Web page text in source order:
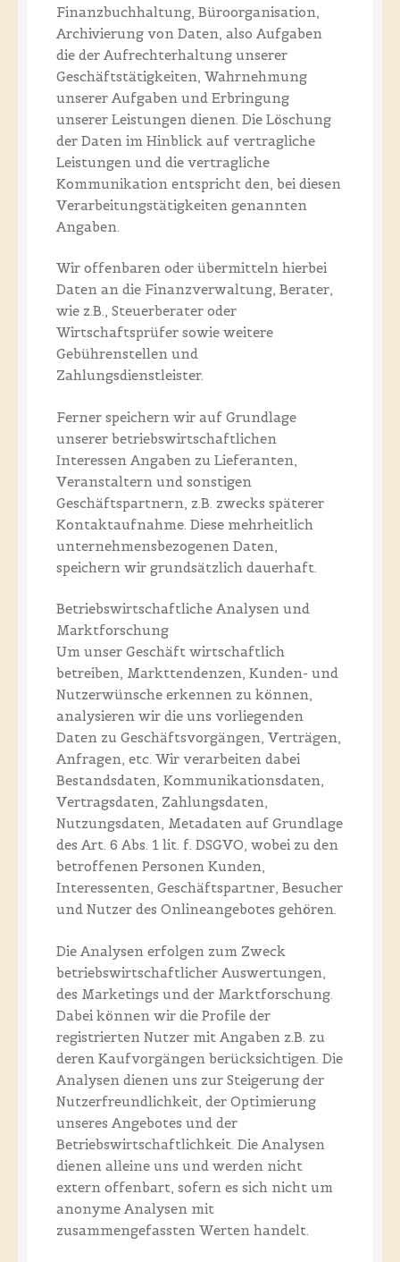
Finanzbuchhaltung, Büroorganisation,
Archivierung von Daten, also Aufgaben
die der Aufrechterhaltung unserer
Geschäftstätigkeiten, Wahrnehmung
unserer Aufgaben und Erbringung
unserer Leistungen dienen. Die Löschung
der Daten im Hinblick auf vertragliche
Leistungen und die vertragliche
Kommunikation entspricht den, bei diesen
Verarbeitungstätigkeiten genannten
Angaben.
Wir offenbaren oder übermitteln hierbei
Daten an die Finanzverwaltung, Berater,
wie z.B., Steuerberater oder
Wirtschaftsprüfer sowie weitere
Gebührenstellen und
Zahlungsdienstleister.
Ferner speichern wir auf Grundlage
unserer betriebswirtschaftlichen
Interessen Angaben zu Lieferanten,
Veranstaltern und sonstigen
Geschäftspartnern, z.B. zwecks späterer
Kontaktaufnahme. Diese mehrheitlich
unternehmensbezogenen Daten,
speichern wir grundsätzlich dauerhaft.
Betriebswirtschaftliche Analysen und
Marktforschung
Um unser Geschäft wirtschaftlich
betreiben, Markttendenzen, Kunden- und
Nutzerwünsche erkennen zu können,
analysieren wir die uns vorliegenden
Daten zu Geschäftsvorgängen, Verträgen,
Anfragen, etc. Wir verarbeiten dabei
Bestandsdaten, Kommunikationsdaten,
Vertragsdaten, Zahlungsdaten,
Nutzungsdaten, Metadaten auf Grundlage
des Art. 6 Abs. 1 lit. f. DSGVO, wobei zu den
betroffenen Personen Kunden,
Interessenten, Geschäftspartner, Besucher
und Nutzer des Onlineangebotes gehören.
Die Analysen erfolgen zum Zweck
betriebswirtschaftlicher Auswertungen,
des Marketings und der Marktforschung.
Dabei können wir die Profile der
registrierten Nutzer mit Angaben z.B. zu
deren Kaufvorgängen berücksichtigen. Die
Analysen dienen uns zur Steigerung der
Nutzerfreundlichkeit, der Optimierung
unseres Angebotes und der
Betriebswirtschaftlichkeit. Die Analysen
dienen alleine uns und werden nicht
extern offenbart, sofern es sich nicht um
anonyme Analysen mit
zusammengefassten Werten handelt.